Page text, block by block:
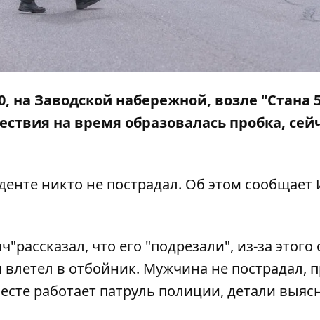
на Заводской набережной, возле "Стана
на время образовалась пробка,
никто не пострадал. Об этом сообщает
что его "подрезали", из-за
в отбойник. Мужчина не пострадал,
работает патруль полиции, детали